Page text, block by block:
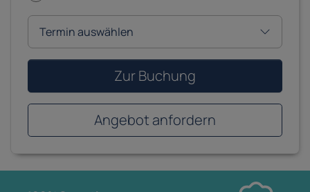
Zur Buchung
Angebot anfordern